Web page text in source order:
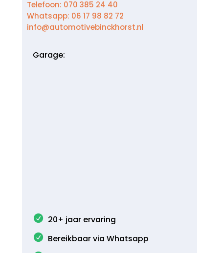
Telefoon: 070 385 24 40
Whatsapp: 06 17 98 82 72
info@automotivebinckhorst.nl
Garage:
20+ jaar ervaring
Bereikbaar via Whatsapp